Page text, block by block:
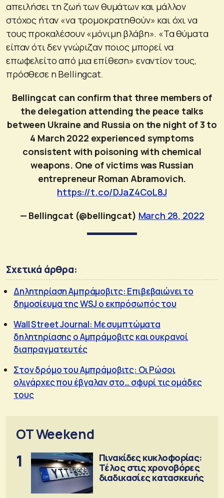
απειλήσει τη ζωή των θυμάτων και μάλλον
στόχος ήταν «να τρομοκρατηθούν» και όχι να
τους προκαλέσουν «μόνιμη βλάβη». «Τα θύματα
είπαν ότι δεν γνώριζαν ποιος μπορεί να
επωφελείτο από μια επίθεση» εναντίον τους,
πρόσθεσε η Bellingcat.
Bellingcat can confirm that three members of
the delegation attending the peace talks
between Ukraine and Russia on the night of 3 to
4 March 2022 experienced symptoms
consistent with poisoning with chemical
weapons. One of victims was Russian
entrepreneur Roman Abramovich.
https://t.co/DJaZ4CoL8J
— Bellingcat (@bellingcat) March 28, 2022
Σχετικά άρθρα:
Δηλητηρίαση Αμπράμοβιτς: Επιβεβαιώνει το
δημοσίευμα της WSJ ο εκπρόσωπός του
Wall Street Journal: Με συμπτώματα
δηλητηρίασης ο Αμπράμοβιτς και ουκρανοί
διαπραγματευτές
Στον δρόμο του Αμπράμοβιτς: Οι Ρώσοι
ολιγάρχες που έβγαλαν στο… σφυρί τις ομάδες
τους
OT Weekend
1
Πινακίδες κυκλοφορίας:
Τέλος στις χρονοβόρες
διαδικασίες κατασκευής